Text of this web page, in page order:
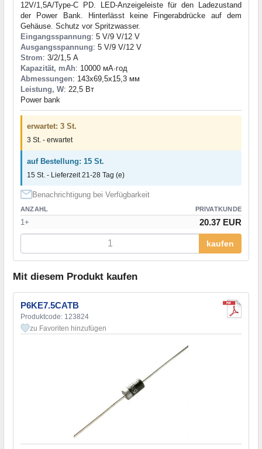
12V/1,5A/Type-C PD. LED-Anzeigeleiste für den Ladezustand
der Power Bank. Hinterlässt keine Fingerabdrücke auf dem
Gehäuse. Schutz vor Spritzwasser.
Eingangsspannung: 5 V/9 V/12 V
Ausgangsspannung: 5 V/9 V/12 V
Strom: 3/2/1,5 А
Kapazität, mAh: 10000 мА·год
Abmessungen: 143x69,5x15,3 мм
Leistung, W: 22,5 Вт
Power bank
erwartet: 3 St.
3 St. - erwartet
auf Bestellung: 15 St.
15 St. - Lieferzeit 21-28 Tag (e)
Benachrichtigung bei Verfügbarkeit
ANZAHL PRIVATKUNDE
1+ 20.37 EUR
kaufen
Mit diesem Produkt kaufen
P6KE7.5CATB
Produktcode: 123824
zu Favoriten hinzufügen